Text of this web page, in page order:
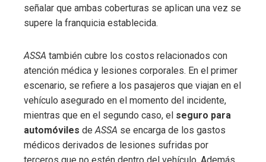
señalar que ambas coberturas se aplican una vez se
supere la franquicia establecida.
ASSA también cubre los costos relacionados con
atención médica y lesiones corporales. En el primer
escenario, se refiere a los pasajeros que viajan en el
vehículo asegurado en el momento del incidente,
mientras que en el segundo caso, el seguro para
automóviles deASSA se encarga de los gastos
médicos derivados de lesiones sufridas por